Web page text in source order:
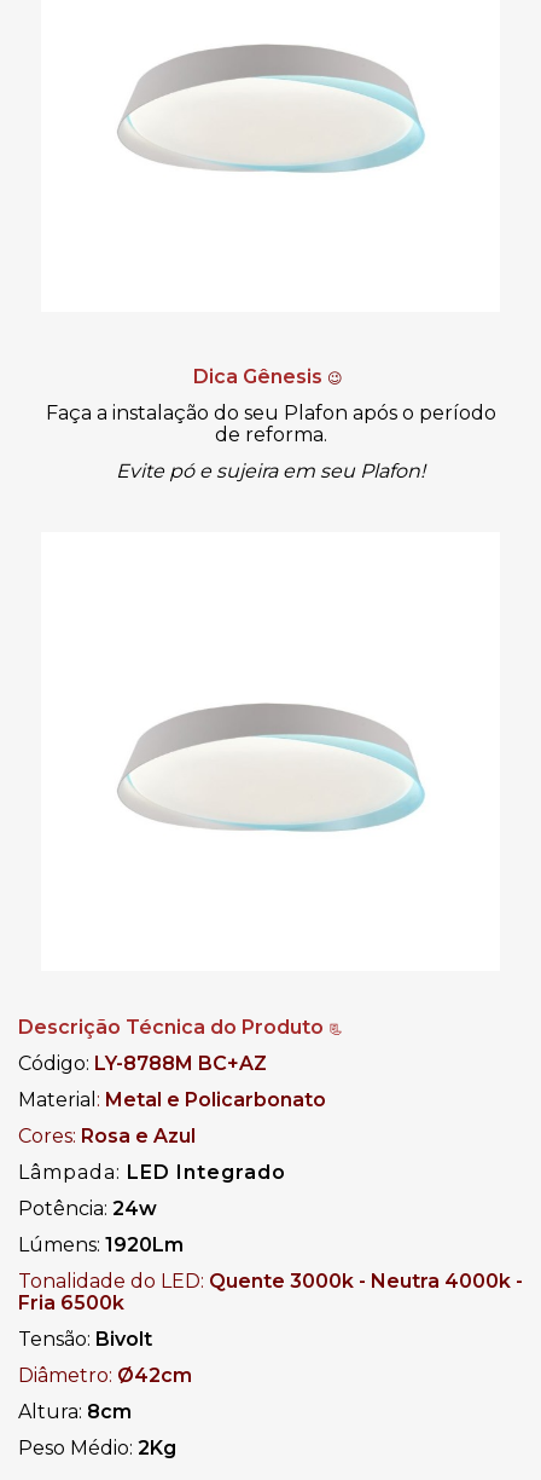
Dica Gênesis 😉
Faça a instalação do seu Plafon após o período
de reforma.
Evite pó e sujeira em seu Plafon!
Descrição Técnica do Produto 📃
Código: LY-8788M BC+AZ
Material : Metal e Policarbonato
Cores: Rosa e Azul
Lâmpada: LED Integrado
Potência: 24w
Lúmens: 1920Lm
Tonalidade do LED: Quente 3000k - Neutra 4000k -
Fria 6500k
Tensão: Bivolt
Diâmetro: Ø42cm
Altura: 8cm
Peso Médio: 2Kg